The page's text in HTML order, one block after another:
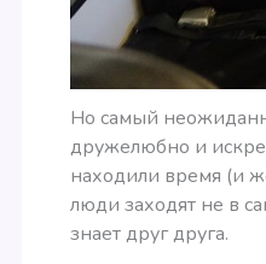
Но самый
дружелюбно и
находили время (и
люди заходят не в
знает друг друга.